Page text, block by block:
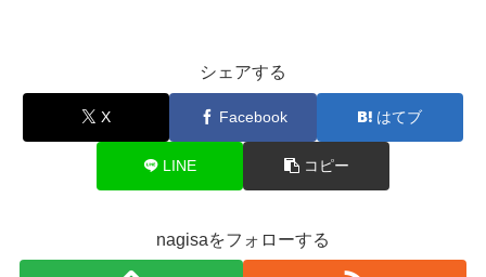
シェアする
X Facebook はてブ
LINE コピー
nagisaをフォローする